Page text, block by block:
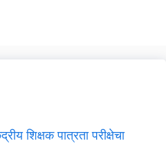
शिक्षक पात्रता परीक्षेचा